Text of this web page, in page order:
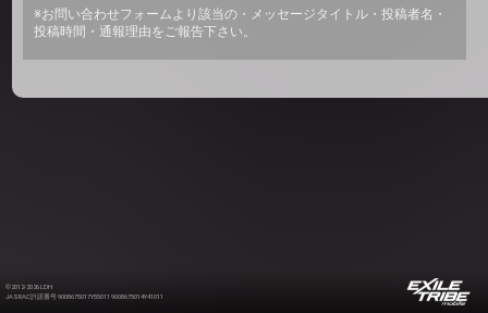
※お問い合わせフォームより該当の・メッセージタイトル・投稿者名・
投稿時間・通報理由をご報告下さい。
©2012-2026 LDH
JASRAC許諾番号 9008675017Y55011 9008675014Y41011